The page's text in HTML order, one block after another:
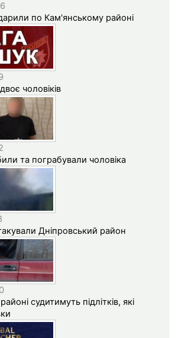
по Кам'янському районі
чоловіків
та пограбували чоловіка
Дніпровський район
судитимуть підлітків, які